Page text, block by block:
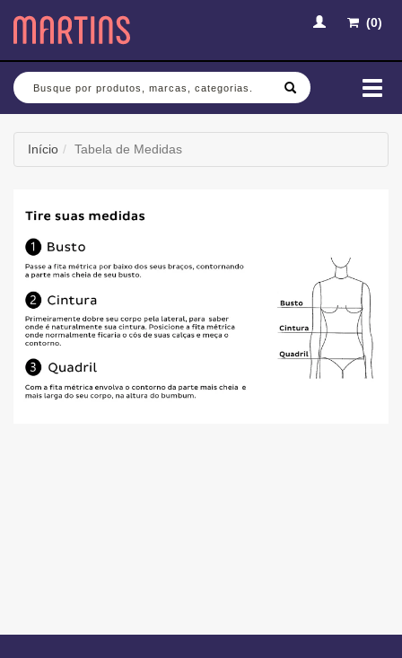
(0)
Busca
Início Tabela de Medidas